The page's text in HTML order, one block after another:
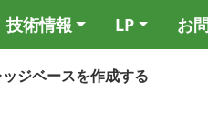
技術情報 LP お
ジベースを作成する